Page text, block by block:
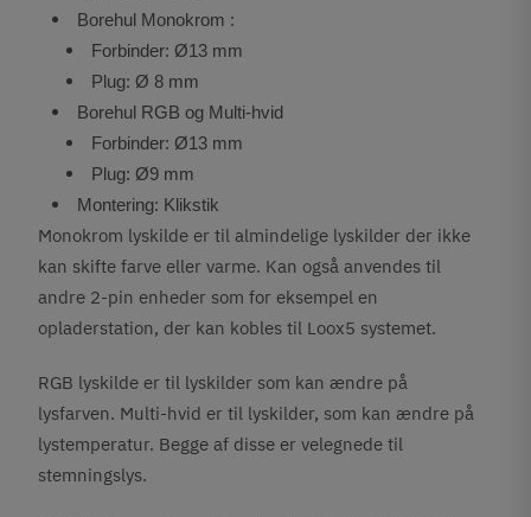
Borehul Monokrom :
Forbinder: Ø13 mm
Plug: Ø 8 mm
Borehul RGBog Multi-hvid
Forbinder: Ø13 mm
Plug: Ø9 mm
Montering: Klikstik
Monokrom lyskilde er til almindelige lyskilder der ikke
kan skifte farve eller varme. Kan også anvendes til
andre 2-pin enheder som for eksempel en
opladerstation, der kan kobles til Loox5 systemet.
RGB lyskilde er til lyskilder som kan ændre på
lysfarven. Multi-hvid er til lyskilder, som kan ændre på
lystemperatur. Begge af disse er velegnede til
stemningslys.